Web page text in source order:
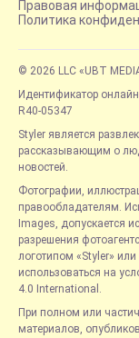
Правовая
Политика
© 2026 LLC «UBT
Идентификатор
R40-05347
Styler является
рассказывающим о
новостей.
Фотографии,
правообладателям.
Images, допускается
разрешения
логотипом «Styler»
использоваться на
4.0 International.
При полном или
материалов,